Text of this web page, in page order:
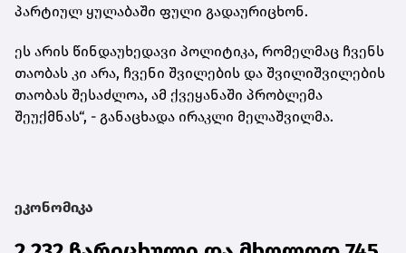
პარტიულ ყულაბაში ფული გადაურიცხონ.
ეს არის წინდაუხედავი პოლიტიკა, რომელმაც ჩვენს
თაობას კი არა, ჩვენი შვილების და შვილიშვილების
თაობას შესაძლოა, ამ ქვეყანაში პრობლემა
შეუქმნას“, - განაცხადა ირაკლი მელაშვილმა.
ეკონომიკა